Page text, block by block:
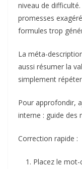
niveau de
promesses
formules trop
La méta-
aussi résumer la
simplement
Pour approfondir,
interne : guide des
Correction rapide :
Placez le